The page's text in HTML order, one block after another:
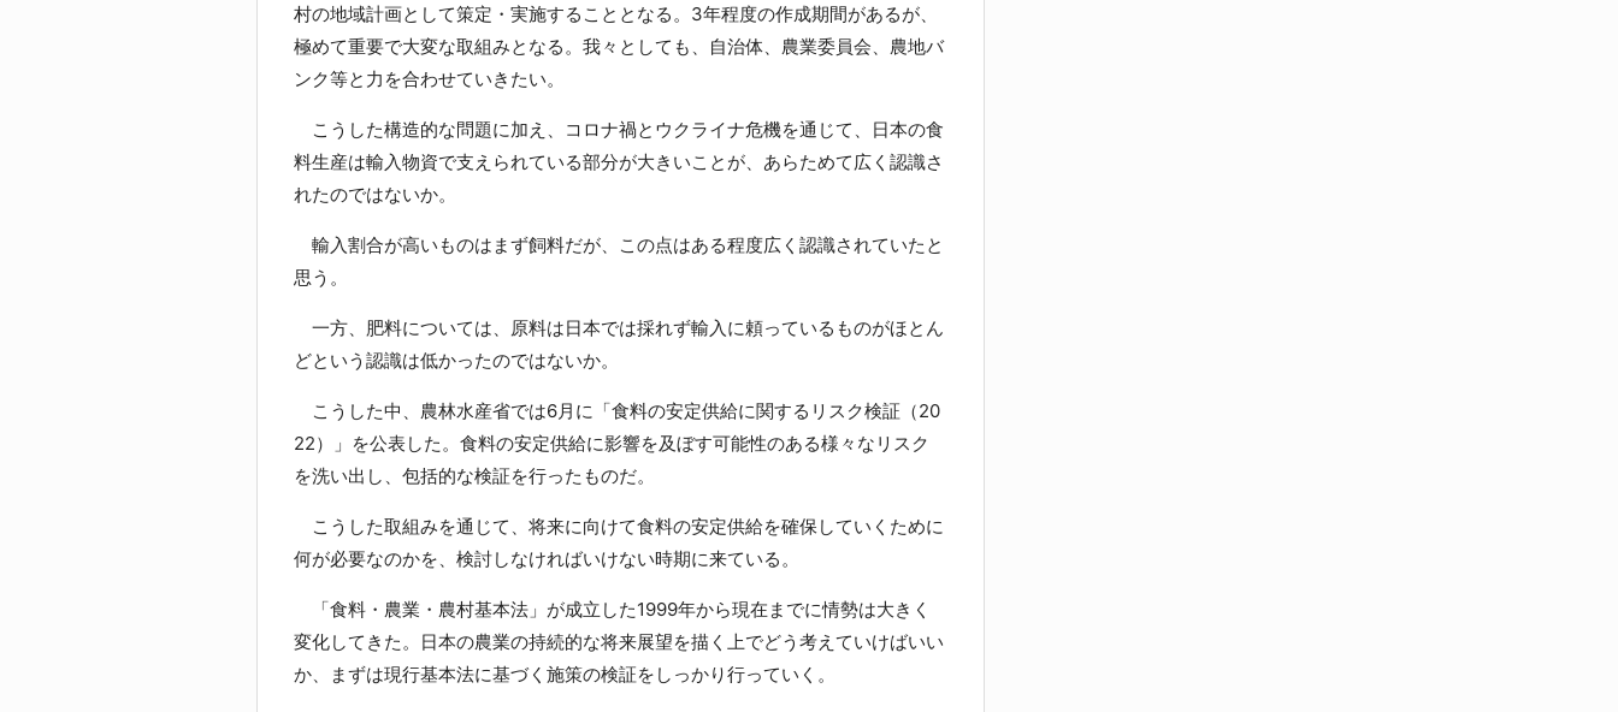
村の地域計画として策定・実施することとなる。3年程度の作成期間があるが、
極めて重要で大変な取組みとなる。我々としても、自治体、農業委員会、農地バ
ンク等と力を合わせていきたい。
こうした構造的な問題に加え、コロナ禍とウクライナ危機を通じて、日本の食
料生産は輸入物資で支えられている部分が大きいことが、あらためて広く認識さ
れたのではないか。
輸入割合が高いものはまず飼料だが、この点はある程度広く認識されていたと
思う。
一方、肥料については、原料は日本では採れず輸入に頼っているものがほとん
どという認識は低かったのではないか。
こうした中、農林水産省では6月に「食料の安定供給に関するリスク検証（20
22）」を公表した。食料の安定供給に影響を及ぼす可能性のある様々なリスク
を洗い出し、包括的な検証を行ったものだ。
こうした取組みを通じて、将来に向けて食料の安定供給を確保していくために
何が必要なのかを、検討しなければいけない時期に来ている。
「食料・農業・農村基本法」が成立した1999年から現在までに情勢は大きく
変化してきた。日本の農業の持続的な将来展望を描く上でどう考えていけばいい
か、まずは現行基本法に基づく施策の検証をしっかり行っていく。